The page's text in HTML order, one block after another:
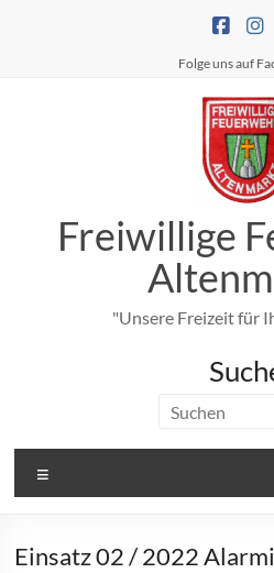
Folge uns auf
Freiwillige
"Unsere Freizeit für
Einsatz 02 / 2022